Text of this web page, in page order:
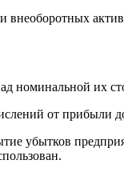
номинальной их
от прибыли
убытков